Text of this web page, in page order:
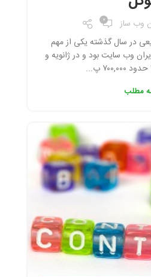
وب ساز 0
در سال گذشته یکی از مهم
وب سایت بود و در ژانویه و
مطلب